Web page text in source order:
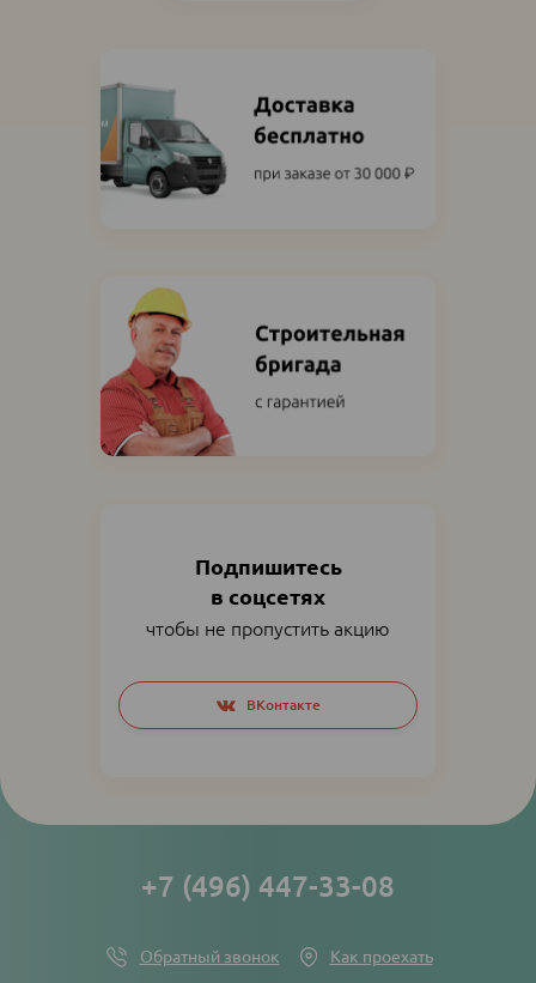
Подпишитесь
в соцсетях
чтобы не пропустить акцию
Social
networks
links
ВКонтакте
+7 (496) 447-33-08
Обратный звонок Как проехать